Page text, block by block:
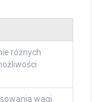
różnych
wagi